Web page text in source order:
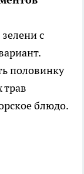
с
половинку
трав
блюдо.